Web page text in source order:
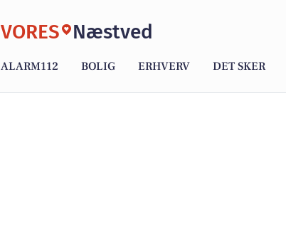
VORES Næstved
ALARM112 BOLIG ERHVERV DET SKER